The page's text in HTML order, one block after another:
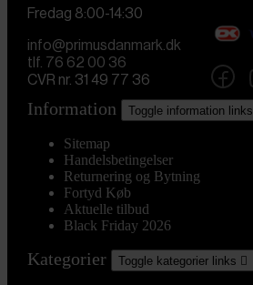
Fredag 8:00-14:30
info@primusdanmark.dk
tlf. 76 62 00 36
CVR nr. 31 49 77 36
Information Toggle information links
Sitemap
Handelsbetingelser
Returnering og Bytning
Fortyd Køb
Aktuelle tilbud
Black Friday 2026
Kategorier Toggle kategorier links 